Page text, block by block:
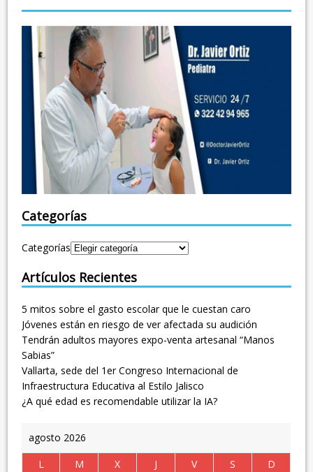
Categorías
Categorías
Artículos Recientes
5 mitos sobre el gasto escolar que le cuestan caro
Jóvenes están en riesgo de ver afectada su audición
Tendrán adultos mayores expo-venta artesanal “Manos
Sabias”
Vallarta, sede del 1er Congreso Internacional de
Infraestructura Educativa al Estilo Jalisco
¿A qué edad es recomendable utilizar la IA?
agosto 2026
L
M X J V S
D